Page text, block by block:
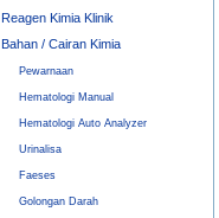
Reagen Kimia Klinik
Bahan / Cairan Kimia
Pewarnaan
Hematologi Manual
Hematologi Auto Analyzer
Urinalisa
Faeses
Golongan Darah